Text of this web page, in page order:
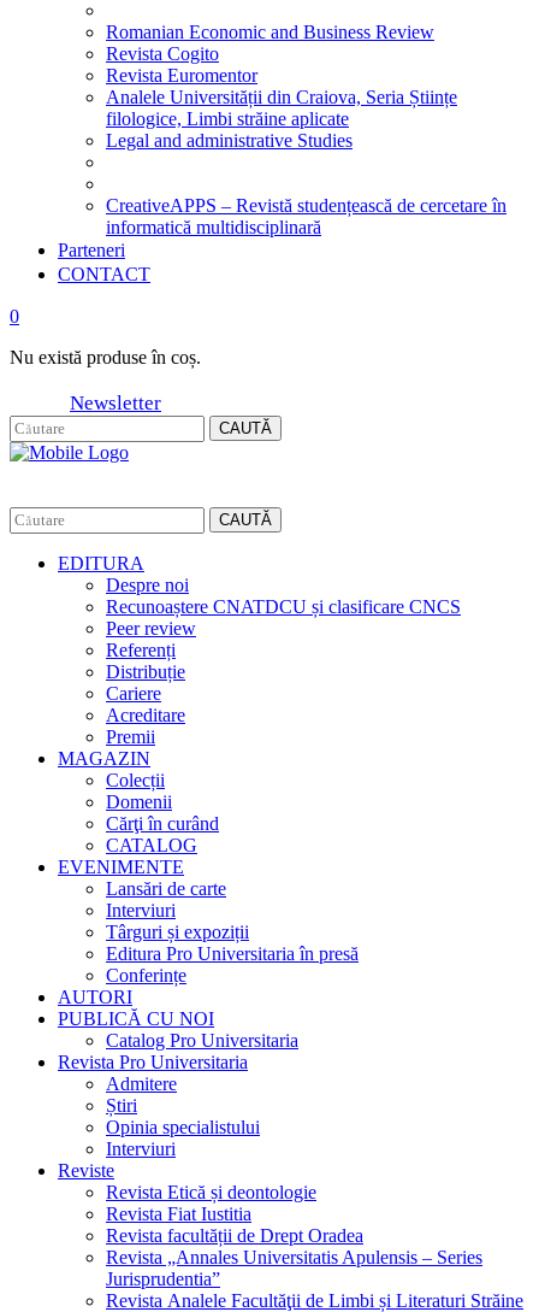
Romanian Economic and Business Review
Revista Cogito
Revista Euromentor
Analele Universității din Craiova, Seria Științe
filologice, Limbi străine aplicate
Legal and administrative Studies
CreativeAPPS – Revistă studențească de cercetare în
informatică multidisciplinară
Parteneri
CONTACT
0
Nu există produse în coș.
Newsletter
CAUTĂ
CAUTĂ
EDITURA
Despre noi
Recunoaștere CNATDCU și clasificare CNCS
Peer review
Referenți
Distribuție
Cariere
Acreditare
Premii
MAGAZIN
Colecții
Domenii
Cărţi în curând
CATALOG
EVENIMENTE
Lansări de carte
Interviuri
Târguri și expoziții
Editura Pro Universitaria în presă
Conferințe
AUTORI
PUBLICĂ CU NOI
Catalog Pro Universitaria
Revista Pro Universitaria
Admitere
Știri
Opinia specialistului
Interviuri
Reviste
Revista Etică și deontologie
Revista Fiat Iustitia
Revista facultății de Drept Oradea
Revista „Annales Universitatis Apulensis – Series
Jurisprudentia”
Revista Analele Facultăţii de Limbi și Literaturi Străine